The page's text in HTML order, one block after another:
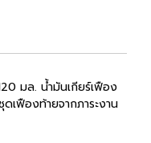
มล. น้ำมันเกียร์เฟือง
เฟืองท้ายจากภาระงาน